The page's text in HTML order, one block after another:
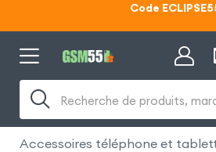
Code
Recherche de produits,
Accessoires téléphone et